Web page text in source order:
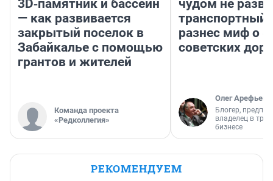
3D‑памятник и бассейн
— как развивается
закрытый поселок в
Забайкалье с помощью
грантов и жителей
Команда проекта
«Редколлегия»
чудом не
транспортный
разнес миф о
советских
Олег Арефьев
Блогер,
владелец в
бизнесе
РЕКОМЕНДУЕМ